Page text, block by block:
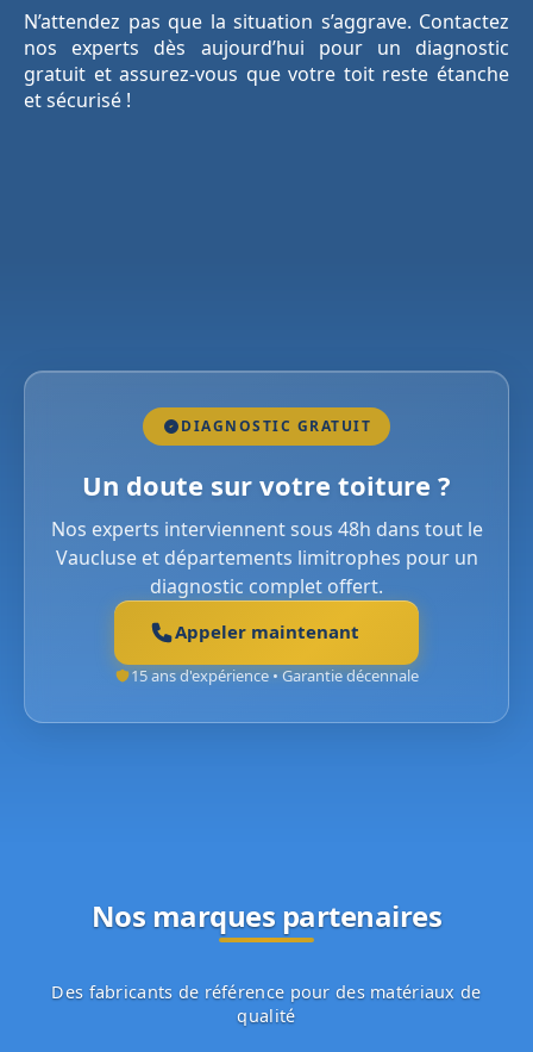
N’attendez pas que la situation s’aggrave. Contactez
nos experts dès aujourd’hui pour un diagnostic
gratuit et assurez-vous que votre toit reste étanche
et sécurisé !
DIAGNOSTIC GRATUIT
Un doute sur votre toiture ?
Nos experts interviennent sous 48h dans tout le
Vaucluse et départements limitrophes pour un
diagnostic complet offert.
Appeler maintenant
15 ans d'expérience • Garantie décennale
Nos marques partenaires
Des fabricants de référence pour des matériaux de
qualité